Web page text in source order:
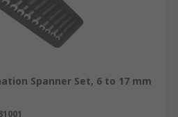
Spanner Set, 6 to 17 mm